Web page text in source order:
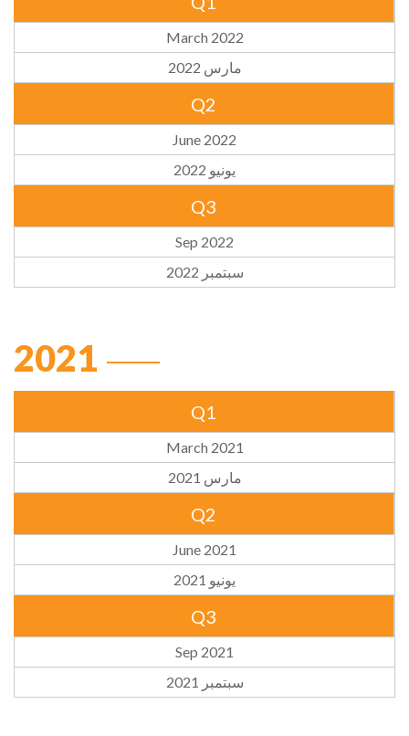
March 2022
مارس 2022
Q2
June 2022
يونيو 2022
Q3
Sep 2022
سبتمبر 2022
2021
Q1
March 2021
مارس 2021
Q2
June 2021
يونيو 2021
Q3
Sep 2021
سبتمبر 2021